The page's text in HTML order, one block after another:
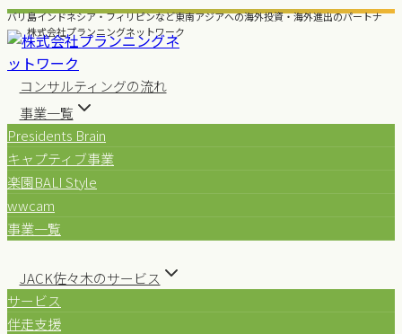
内
容
を
ッ
プ
バリ島インドネシア・フィリピンなど東南アジアへの海外投資・海外進出のパートナ
ー 株式会社プランニングネットワーク
コンサルティングの流れ
事業一覧
Presidents Brain
キャプティブ事業
楽園BALI Style
wwcam
事業一覧
JACK佐々木のサービス
サービス
伴走支援